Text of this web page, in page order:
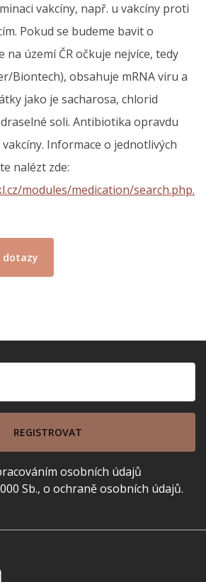
vakcíny, např. u vakcíny proti
Pokud se budeme bavit o
na území ČR očkuje nejvíce, tedy
Biontech), obsahuje mRNA viru a
jako je sacharosa, chlorid
soli. Antibiotika opravdu
Informace o jednotlivých
nalézt zde:
modules/medication/search.php.
dotazy
REGISTROVAT
osobních údajů
Sb., o ochraně osobních údajů.